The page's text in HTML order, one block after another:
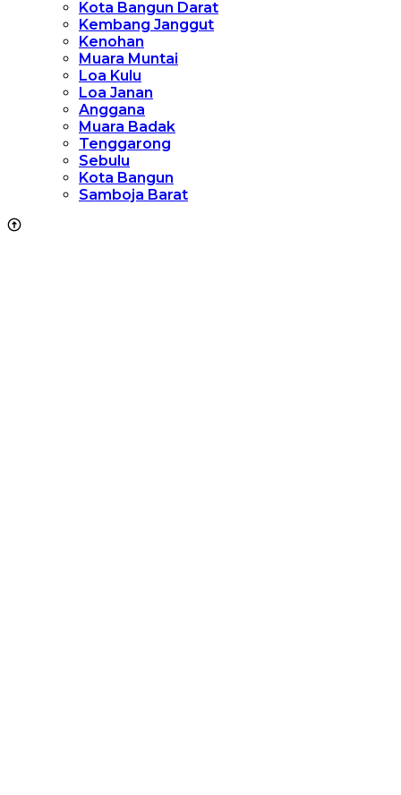
Kota Bangun Darat
Kembang Janggut
Kenohan
Muara Muntai
Loa Kulu
Loa Janan
Anggana
Muara Badak
Tenggarong
Sebulu
Kota Bangun
Samboja Barat